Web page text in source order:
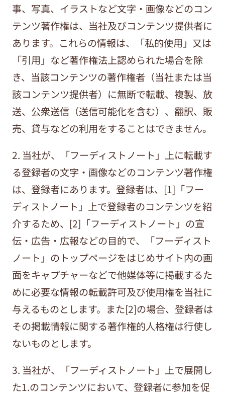
事、写真、イラストなど文字・画像などのコン
テンツ著作権は、当社及びコンテンツ提供者に
あります。これらの情報は、「私的使用」又は
「引用」など著作権法上認められた場合を除
き、当該コンテンツの著作権者（当社または当
該コンテンツ提供者）に無断で転載、複製、放
送、公衆送信（送信可能化を含む）、翻訳、販
売、貸与などの利用をすることはできません。
2. 当社が、「フーディストノート」上に転載す
る登録者の文字・画像などのコンテンツ著作権
は、登録者にあります。登録者は、[1]「フー
ディストノート」上で登録者のコンテンツを紹
介するため、[2]「フーディストノート」の宣
伝・広告・広報などの目的で、「フーディスト
ノート」のトップページをはじめサイト内の画
面をキャプチャーなどで他媒体等に掲載するた
めに必要な情報の転載許可及び使用権を当社に
与えるものとします。また[2]の場合、登録者は
その掲載情報に関する著作権的人格権は行使し
ないものとします。
3. 当社が、「フーディストノート」上で展開し
た1.のコンテンツにおいて、登録者に参加を促